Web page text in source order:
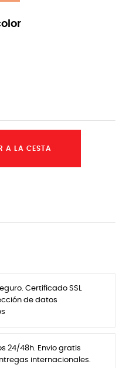
A LA CESTA
Certificado SSL
de datos
24/48h. Envio gratis
internacionales.